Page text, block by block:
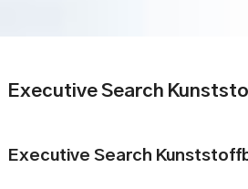
Executive Search
Executive Search